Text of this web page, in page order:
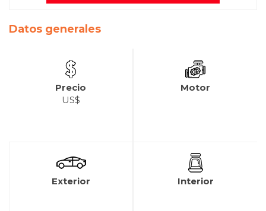
Datos generales
Precio
US$
Motor
Exterior Interior